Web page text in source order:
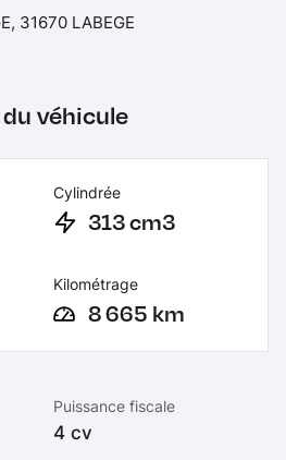
31670 LABEGE
véhicule
Cylindrée
313 cm3
Kilométrage
8 665 km
Puissance fiscale
4 cv